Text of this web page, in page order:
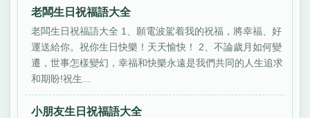
老闆生日祝福語大全
老闆生日祝福語大全 1、願電波駕着我的祝福，將幸福、好
運送給你。祝你生日快樂！天天愉快！ 2、不論歲月如何變
遷，世事怎樣變幻，幸福和快樂永遠是我們共同的人生追求
和期盼!祝生...
小朋友生日祝福語大全